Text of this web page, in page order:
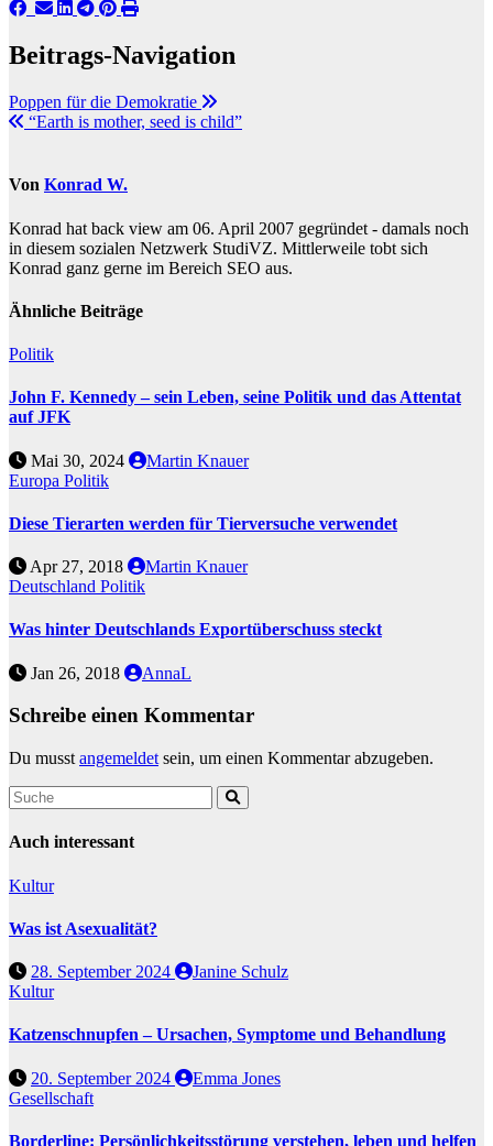
Beitrags-Navigation
Poppen für die Demokratie
“Earth is mother, seed is child”
Von Konrad W.
Konrad hat back view am 06. April 2007 gegründet - damals noch
in diesem sozialen Netzwerk StudiVZ. Mittlerweile tobt sich
Konrad ganz gerne im Bereich SEO aus.
Ähnliche Beiträge
Politik
John F. Kennedy – sein Leben, seine Politik und das Attentat
auf JFK
Mai 30, 2024
Martin Knauer
Europa Politik
Diese Tierarten werden für Tierversuche verwendet
Apr 27, 2018
Martin Knauer
Deutschland Politik
Was hinter Deutschlands Exportüberschuss steckt
Jan 26, 2018 AnnaL
Schreibe einen Kommentar
Du musst angemeldet sein, um einen Kommentar abzugeben.
Auch interessant
Kultur
Was ist Asexualität?
28. September 2024
Janine Schulz
Kultur
Katzenschnupfen – Ursachen, Symptome und Behandlung
20. September 2024
Emma Jones
Gesellschaft
Borderline: Persönlichkeitsstörung verstehen, leben und helfen